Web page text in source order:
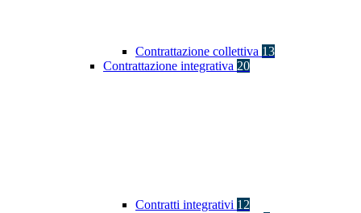
Contrattazione collettiva 13
Contrattazione integrativa 20
Contratti integrativi 12